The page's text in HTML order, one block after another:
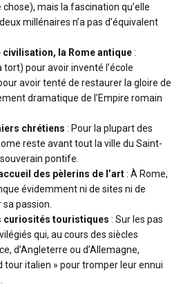
mais la fascination qu’elle
millénaires n’a pas d’équivalent
la Rome antique:
pour avoir inventé l’école
avoir tenté de restaurer la gloire de
dramatique de l’Empire romain
chrétiens : Pour la plupart des
reste avant tout la ville du Saint-
pontife.
des pèlerins de l’art: À Rome,
évidemment ni de sites ni de
passion.
curiosités touristiques : Sur les pas
qui, au cours des siècles
d’Angleterre ou d’Allemagne,
italien » pour tromper leur ennui